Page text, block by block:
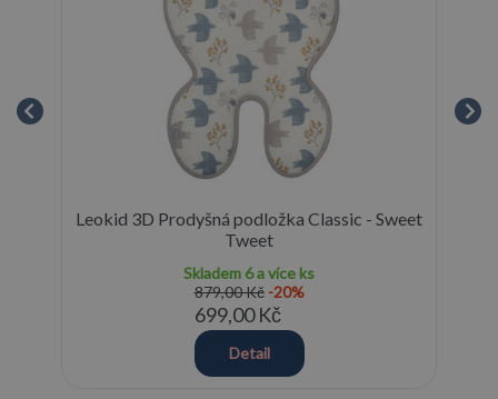
Leokid 3D Prodyšná podložka Classic - Sweet
Tweet
Skladem 6 a více ks
879,00 Kč -20%
699,00 Kč
Detail